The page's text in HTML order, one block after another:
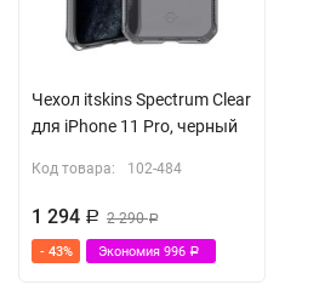
Чехол itskins Spectrum Clear
для iPhone 11 Pro, черный
Код товара: 102-484
1 294 Р 2 290Р
- 43% Экономия 996 Р